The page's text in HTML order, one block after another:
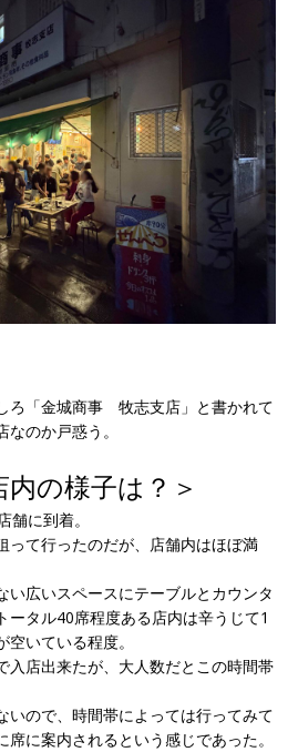
ろ「金城商事 牧志支店」と書かれて
のか戸惑う。
内の様子は？＞
舗に到着。
って行ったのだが、店舗内はほぼ満
い広いスペースにテーブルとカウンタ
ータル40席程度ある店内は辛うじて1
いている程度。
入店出来たが、大人数だとこの時間帯
いので、時間帯によっては行ってみて
に案内されるという感じであった。